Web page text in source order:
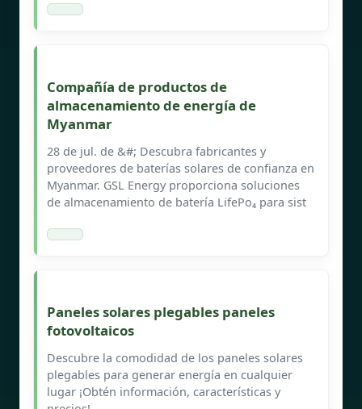
Compañía de productos de
almacenamiento de energía de
Myanmar
28 de jul. de &#; Descubra fabricantes y
proveedores de baterías solares de confianza en
Myanmar. GSL Energy proporciona soluciones
de almacenamiento de batería LifePo₄ para sist
Paneles solares plegables paneles
fotovoltaicos
Descubre la comodidad de los paneles solares
plegables para generar energía en cualquier
lugar ¡Obtén información, características y